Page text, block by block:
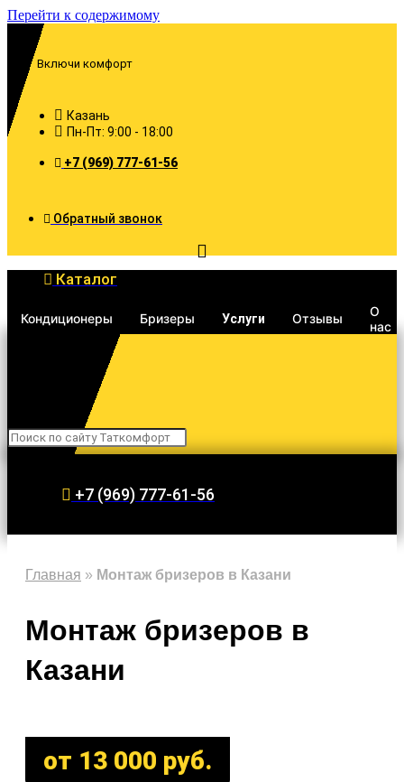
Перейти к содержимому
Включи комфорт
Казань
Пн-Пт: 9:00 - 18:00
+7 (969) 777-61-56
Обратный звонок
Каталог
Кондиционеры Бризеры Услуги Отзывы
О
нас
+7 (969) 777-61-56
Главная » Монтаж бризеров в Казани
Монтаж бризеров в
Казани
от 13 000 руб.